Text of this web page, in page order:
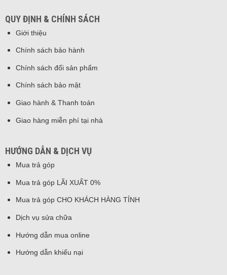
QUY ĐỊNH & CHÍNH SÁCH
Giới thiệu
Chính sách bảo hành
Chính sách đổi sản phẩm
Chính sách bảo mật
Giao hành & Thanh toán
Giao hàng miễn phí tại nhà
HƯỚNG DẪN & DỊCH VỤ
Mua trả góp
Mua trả góp LÃI XUẤT 0%
Mua trả góp CHO KHÁCH HÀNG TỈNH
Dịch vụ sửa chữa
Hướng dẫn mua online
Hướng dẫn khiếu nại